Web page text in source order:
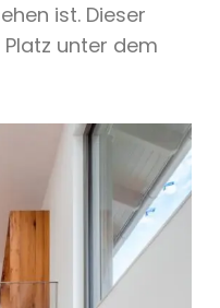
ist. Dieser
unter dem